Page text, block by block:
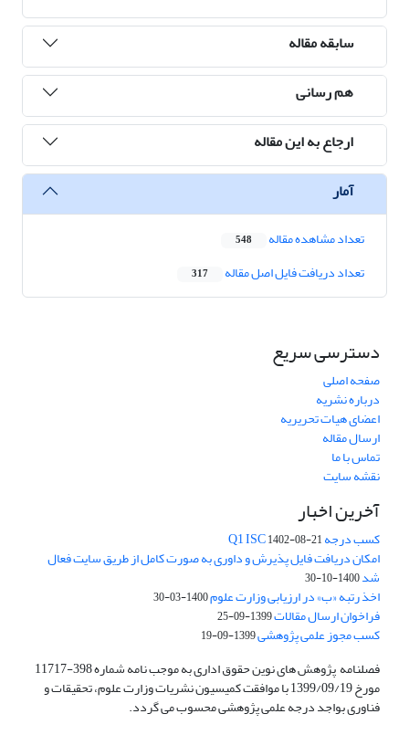
سابقه مقاله
هم رسانی
ارجاع به این مقاله
آمار
تعداد مشاهده مقاله 548
تعداد دریافت فایل اصل مقاله 317
دسترسی سریع
صفحه اصلی
درباره نشریه
اعضای هیات تحریریه
ارسال مقاله
تماس با ما
نقشه سایت
آخرین اخبار
کسب درجه Q1 ISC1402-08-21
امکان دریافت فایل پذیرش و داوری به صورت کامل از طریق سایت فعال
شد1400-10-30
اخذ رتبه «ب» در ارزیابی وزارت علوم1400-03-30
فراخوان ارسال مقالات1399-09-25
کسب مجوز علمی پژوهشی1399-09-19
فصلنامه پژوهش های نوین حقوق اداری به موجب نامه شماره 398-11717
مورخ 1399/09/19 با موافقت کمیسیون نشریات وزارت علوم، تحقیقات و
فناوری بواجد درجه علمی پژوهشی محسوب می گردد.